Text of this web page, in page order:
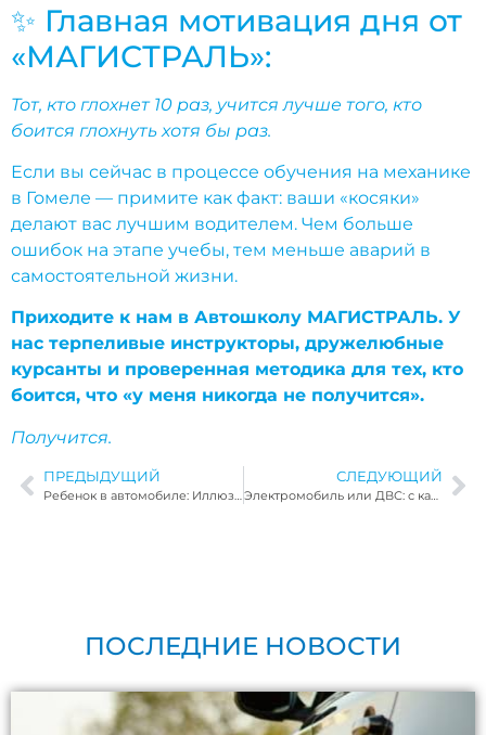
✨ Главная мотивация дня от
«МАГИСТРАЛЬ»:
Тот, кто глохнет 10 раз, учится лучше того, кто
боится глохнуть хотя бы раз.
Если вы сейчас в процессе обучения на механике
в Гомеле — примите как факт: ваши «косяки»
делают вас лучшим водителем. Чем больше
ошибок на этапе учебы, тем меньше аварий в
самостоятельной жизни.
Приходите к нам в Автошколу МАГИСТРАЛЬ. У
нас терпеливые инструкторы, дружелюбные
курсанты и проверенная методика для тех, кто
боится, что «у меня никогда не получится».
Получится.
ПРЕДЫДУЩИЙ
Ребенок в автомобиле: Иллюзия безопасности
СЛЕДУЮЩИЙ
Электромобиль или ДВС: с какого авто проще начать водить новичку? Мнение инструкторов «МАГИСТРАЛЬ»
ПОСЛЕДНИЕ НОВОСТИ